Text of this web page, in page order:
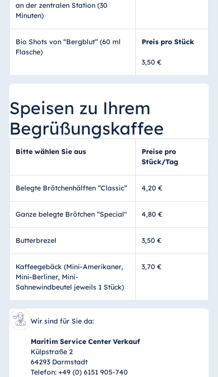
an der zentralen Station (30
Minuten)
Bio Shots von “Bergblut” (60 ml
Flasche)
Preis pro Stück
3,50 €
Speisen zu Ihrem
Begrüßungskaffee
Bitte wählen Sie aus
Preise pro
Stück/Tag
Belegte Brötchenhälften “Classic” 4,20 €
Ganze belegte Brötchen “Special" 4,80 €
Butterbrezel 3,50 €
Kaffeegebäck (Mini-Amerikaner,
Mini-Berliner, Mini-
Sahnewindbeutel jeweils 1 Stück)
3,70 €
Wir sind für Sie da:
Maritim Service Center Verkauf
Külpstraße 2
64293 Darmstadt
Telefon: +49 (0) 6151 905-740